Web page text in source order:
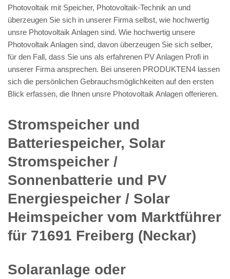
Photovoltaik mit Speicher, Photovoltaik-Technik an und
überzeugen Sie sich in unserer Firma selbst, wie hochwertig
unsre Photovoltaik Anlagen sind. Wie hochwertig unsere
Photovoltaik Anlagen sind, davon überzeugen Sie sich selber,
für den Fall, dass Sie uns als erfahrenen PV Anlagen Profi in
unserer Firma ansprechen. Bei unseren PRODUKTEN4 lassen
sich die persönlichen Gebrauchsmöglichkeiten auf den ersten
Blick erfassen, die Ihnen unsre Photovoltaik Anlagen offerieren.
Stromspeicher und
Batteriespeicher, Solar
Stromspeicher /
Sonnenbatterie und PV
Energiespeicher / Solar
Heimspeicher vom Marktführer
für 71691 Freiberg (Neckar)
Solaranlage oder